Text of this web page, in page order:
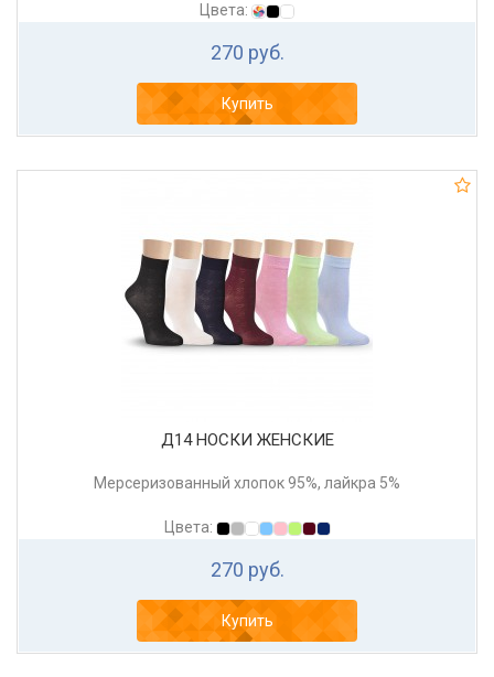
Цвета:
270 руб.
Купить
Д14 НОСКИ ЖЕНСКИЕ
Мерсеризованный хлопок 95%, лайкра 5%
Цвета:
270 руб.
Купить